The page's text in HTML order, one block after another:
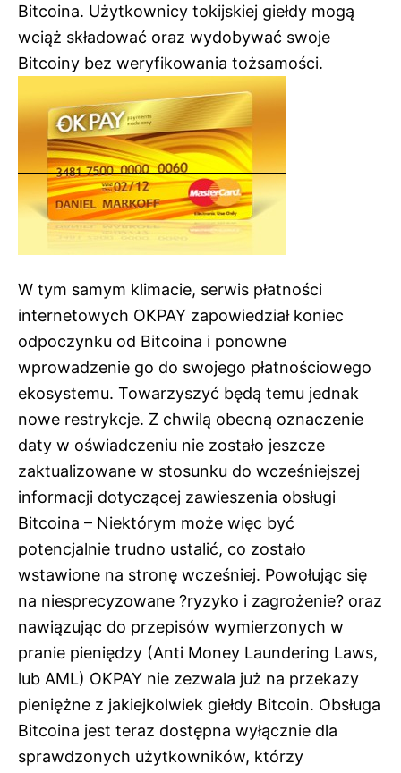
Bitcoina. Użytkownicy tokijskiej giełdy mogą
wciąż składować oraz wydobywać swoje
Bitcoiny bez weryfikowania tożsamości.
W tym samym klimacie, serwis płatności
internetowych OKPAY zapowiedział koniec
odpoczynku od Bitcoina i ponowne
wprowadzenie go do swojego płatnościowego
ekosystemu. Towarzyszyć będą temu jednak
nowe restrykcje. Z chwilą obecną oznaczenie
daty w oświadczeniu nie zostało jeszcze
zaktualizowane w stosunku do wcześniejszej
informacji dotyczącej zawieszenia obsługi
Bitcoina – Niektórym może więc być
potencjalnie trudno ustalić, co zostało
wstawione na stronę wcześniej. Powołując się
na niesprecyzowane ?ryzyko i zagrożenie? oraz
nawiązując do przepisów wymierzonych w
pranie pieniędzy (Anti Money Laundering Laws,
lub AML) OKPAY nie zezwala już na przekazy
pieniężne z jakiejkolwiek giełdy Bitcoin. Obsługa
Bitcoina jest teraz dostępna wyłącznie dla
sprawdzonych użytkowników, którzy